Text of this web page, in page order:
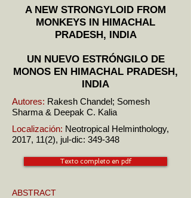
A NEW STRONGYLOID FROM
MONKEYS IN HIMACHAL
PRADESH, INDIA
UN NUEVO ESTRÓNGILO DE
MONOS EN HIMACHAL PRADESH,
INDIA
Autores: Rakesh Chandel; Somesh
Sharma & Deepak C. Kalia
Localización: Neotropical Helminthology,
2017, 11(2), jul-dic: 349-348
Texto completo en pdf
ABSTRACT